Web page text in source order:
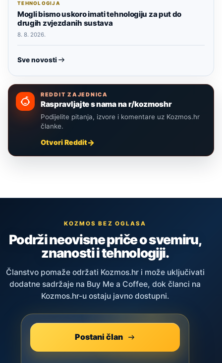
TEHNOLOGIJA
Mogli bismo uskoro imati tehnologiju za put do
drugih zvjezdanih sustava
8. 8. 2026.
Sve novosti
REDDIT ZAJEDNICA
Raspravljajte s nama na r/kozmoshr
Podijelite pitanja, izvore i komentare uz Kozmos.hr
članke.
Otvori Reddit
KOZMOS BEZ OGLASA
Podrži neovisne priče o svemiru,
znanosti i tehnologiji.
Članstvo pomaže održati Kozmos.hr i može uključivati
dodatne sadržaje na Buy Me a Coffee, dok članci na
Kozmos.hr-u ostaju javno dostupni.
Postani član